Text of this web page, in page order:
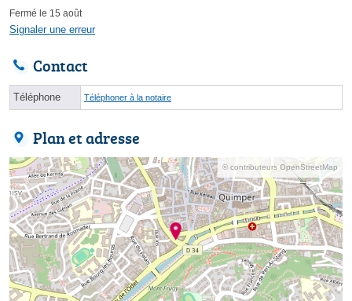
Fermé le 15 août
Signaler une erreur
Contact
Téléphone Téléphoner à la notaire
Plan et adresse
© contributeurs OpenStreetMap